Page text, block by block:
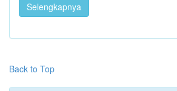
Selengkapnya
Back to Top